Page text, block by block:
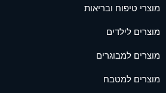
מוצרי טיפוח ובריאות
מוצרים לילדים
מוצרים למבוגרים
מוצרים למטבח